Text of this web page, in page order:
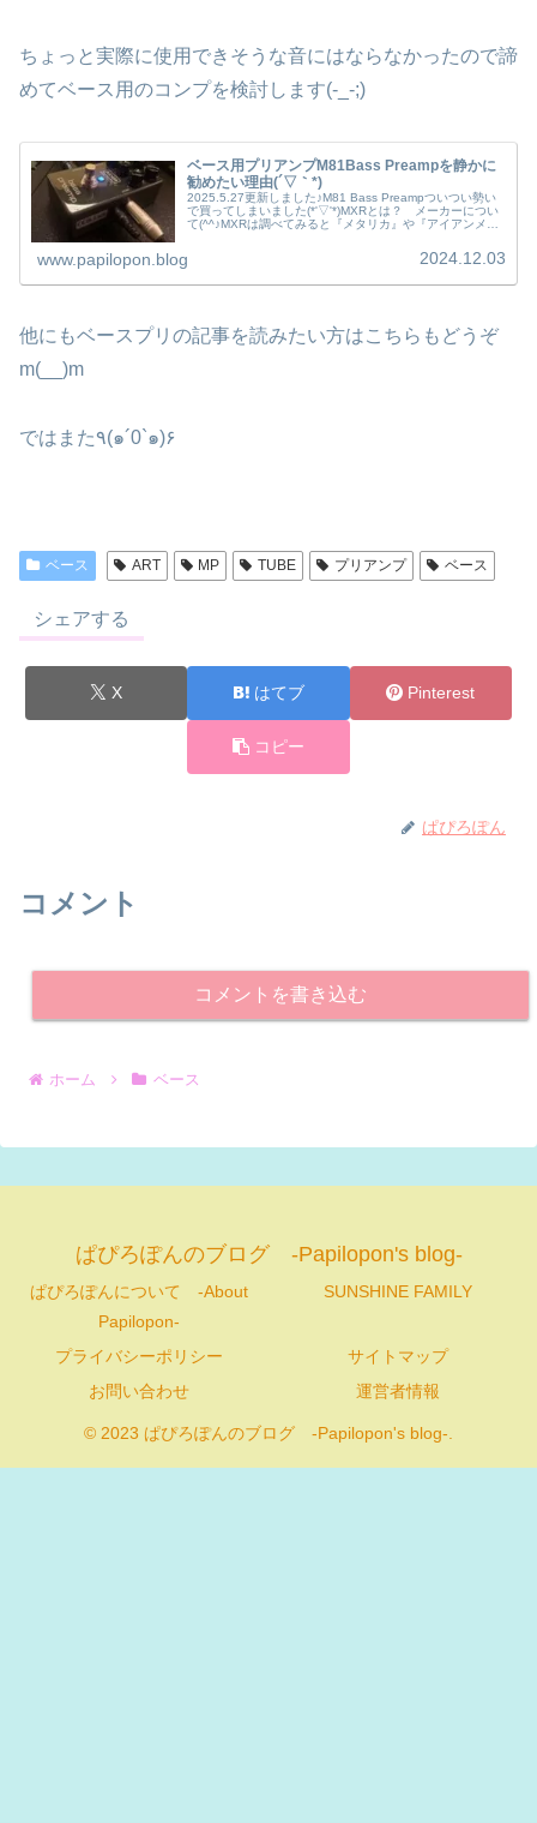
ちょっと実際に使用できそうな音にはならなかったので諦
めてベース用のコンプを検討します(-_-;)
ベース用プリアンプM81Bass Preampを静かに
勧めたい理由(´▽｀*)
2025.5.27更新しました♪M81 Bass Preampついつい勢い
で買ってしまいました(*'▽'*)MXRとは？ メーカーについ
て(^^♪MXRは調べてみると『メタリカ』や『アイアンメイ
www.papilopon.blog 2024.12.03
他にもベースプリの記事を読みたい方はこちらもどうぞ
m(__)m
ではまた٩(๑´0`๑)۶
ベース ART MP TUBE プリアンプ ベース
シェアする
X はてブ Pinterest
コピー
ぱぴろぽん
コメント
コメントを書き込む
ホーム ベース
ぱぴろぽんのブログ -Papilopon's blog-
ぱぴろぽんについて -About
Papilopon-
SUNSHINE FAMILY
プライバシーポリシー
サイトマップ
お問い合わせ
運営者情報
© 2023 ぱぴろぽんのブログ -Papilopon's blog-.